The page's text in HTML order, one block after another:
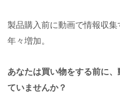
製品購入前に動画で情報収
年々増加。
あなたは買い物をする前に
ていませんか？